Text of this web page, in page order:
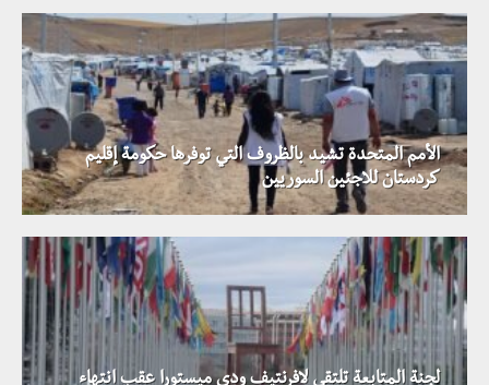
الأمم المتحدة تشيد بالظروف التي توفرها حكومة إقليم
كردستان للاجئين السوريين